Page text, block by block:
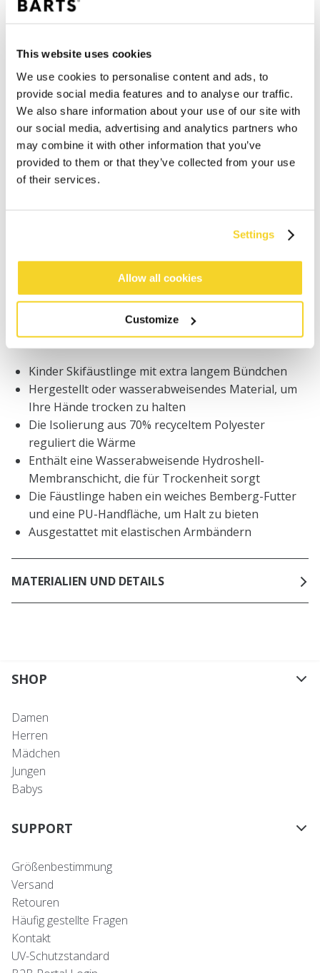
This website uses cookies
We use cookies to personalise content and ads, to
provide social media features and to analyse our traffic.
We also share information about your use of our site with
our social media, advertising and analytics partners who
may combine it with other information that you’ve
provided to them or that they’ve collected from your use
of their services.
Settings
Allow all cookies
Customize
IN DEN WARENKORB
Freitag) bei uns eingehen, werden noch am selben
innerhalb Deutschland
30 Tage Rückgaberecht
BESCHREIBUNG
Kinder Skifäustlinge mit extra langem Bündchen
Hergestellt oder wasserabweisendes Material, um
Ihre Hände trocken zu halten
Die Isolierung aus 70% recyceltem Polyester
reguliert die Wärme
Enthält eine Wasserabweisende Hydroshell-
Membranschicht, die für Trockenheit sorgt
Die Fäustlinge haben ein weiches Bemberg-Futter
und eine PU-Handfläche, um Halt zu bieten
Ausgestattet mit elastischen Armbändern
MATERIALIEN UND DETAILS
SHOP
Damen
Herren
Mädchen
Jungen
Babys
SUPPORT
Größenbestimmung
Versand
Retouren
Häufig gestellte Fragen
Kontakt
UV-Schutzstandard